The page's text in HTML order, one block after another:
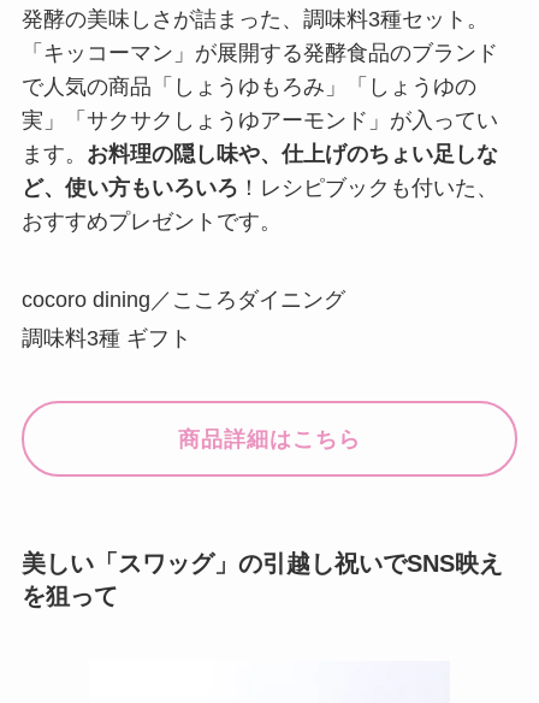
発酵の美味しさが詰まった、調味料3種セット。
「キッコーマン」が展開する発酵食品のブランド
で人気の商品「しょうゆもろみ」「しょうゆの
実」「サクサクしょうゆアーモンド」が入ってい
ます。 お料理の隠し味や、仕上げのちょい足しな
ど、使い方もいろいろ ！レシピブックも付いた、
おすすめプレゼントです。
cocoro dining／こころダイニング
調味料3種 ギフト
商品詳細はこちら
美しい「スワッグ」の引越し祝いでSNS映え
を狙って